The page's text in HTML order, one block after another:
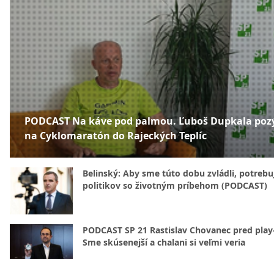
PODCAST Na káve pod palmou. Ľuboš Dupkala
na Cyklomaratón do Rajeckých Teplíc
Belinský: Aby sme túto dobu zvládli,
politikov so životným príbehom (PODCAST)
PODCAST SP 21 Rastislav Chovanec pred
Sme skúsenejší a chalani si veľmi veria